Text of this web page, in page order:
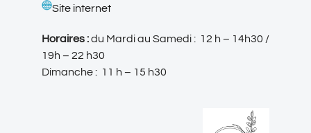
Site internet
Horaires :du Mardi au Samedi : 12 h – 14h30 /
19h – 22 h30
Dimanche : 11 h – 15 h30